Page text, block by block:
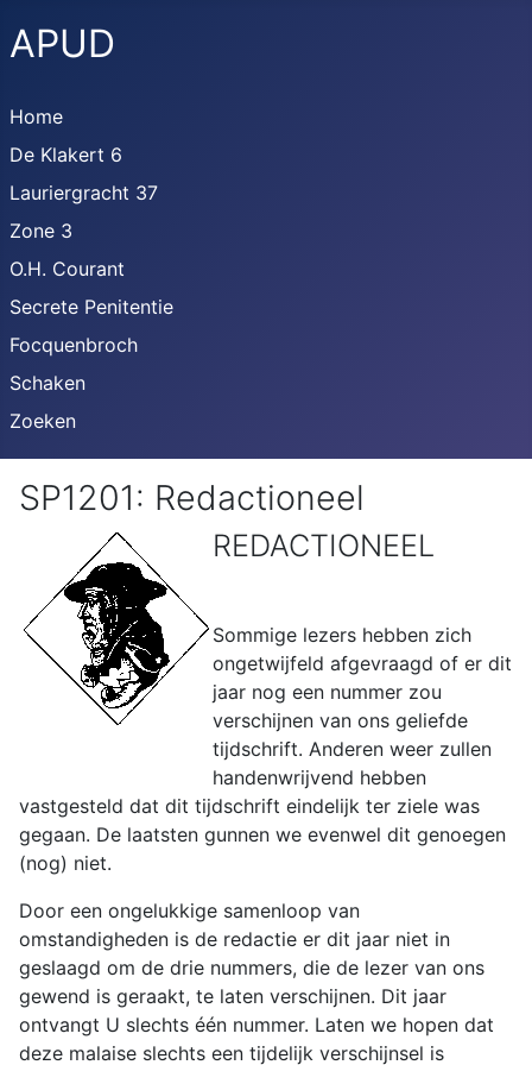
APUD
Home
De Klakert 6
Lauriergracht 37
Zone 3
O.H. Courant
Secrete Penitentie
Focquenbroch
Schaken
Zoeken
SP1201: Redactioneel
REDACTIONEEL
Sommige lezers hebben zich
ongetwijfeld afgevraagd of er dit
jaar nog een nummer zou
verschijnen van ons geliefde
tijdschrift. Anderen weer zullen
handenwrijvend hebben
vastgesteld dat dit tijdschrift eindelijk ter ziele was
gegaan. De laatsten gunnen we evenwel dit genoegen
(nog) niet.
Door een ongelukkige samenloop van
omstandigheden is de redactie er dit jaar niet in
geslaagd om de drie nummers, die de lezer van ons
gewend is geraakt, te laten verschijnen. Dit jaar
ontvangt U slechts één nummer. Laten we hopen dat
deze malaise slechts een tijdelijk verschijnsel is